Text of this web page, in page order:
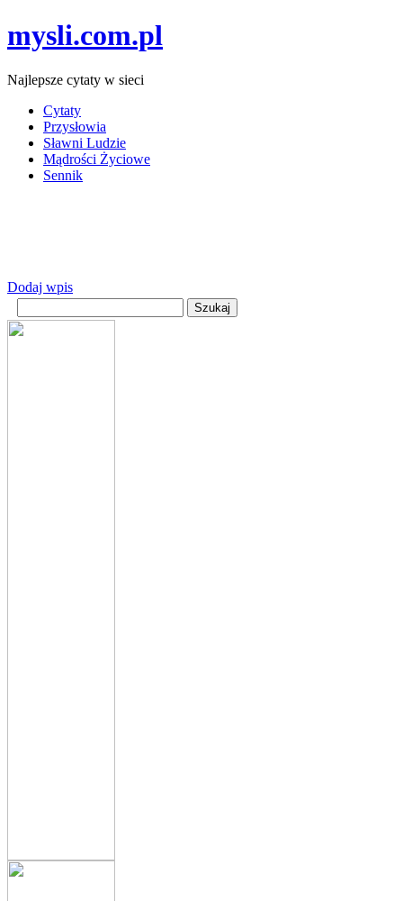
mysli.com.pl
Najlepsze cytaty w sieci
Cytaty
Przysłowia
Sławni Ludzie
Mądrości Życiowe
Sennik
Dodaj wpis